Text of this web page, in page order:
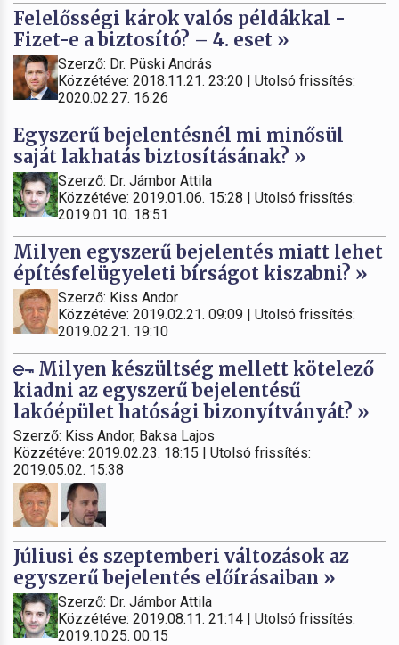
Felelősségi károk valós példákkal -
Fizet-e a biztosító? – 4. eset »
Szerző: Dr. Püski András
Közzétéve: 2018.11.21. 23:20 | Utolsó frissítés:
2020.02.27. 16:26
Egyszerű bejelentésnél mi minősül
saját lakhatás biztosításának? »
Szerző: Dr. Jámbor Attila
Közzétéve: 2019.01.06. 15:28 | Utolsó frissítés:
2019.01.10. 18:51
Milyen egyszerű bejelentés miatt lehet
építésfelügyeleti bírságot kiszabni? »
Szerző: Kiss Andor
Közzétéve: 2019.02.21. 09:09 | Utolsó frissítés:
2019.02.21. 19:10
Milyen készültség mellett kötelező
kiadni az egyszerű bejelentésű
lakóépület hatósági bizonyítványát? »
Szerző: Kiss Andor, Baksa Lajos
Közzétéve: 2019.02.23. 18:15 | Utolsó frissítés:
2019.05.02. 15:38
Júliusi és szeptemberi változások az
egyszerű bejelentés előírásaiban »
Szerző: Dr. Jámbor Attila
Közzétéve: 2019.08.11. 21:14 | Utolsó frissítés:
2019.10.25. 00:15